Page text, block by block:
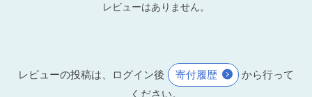
レビューはありません。
レビューの投稿は、ログイン後 寄付履歴
から行って
ください。